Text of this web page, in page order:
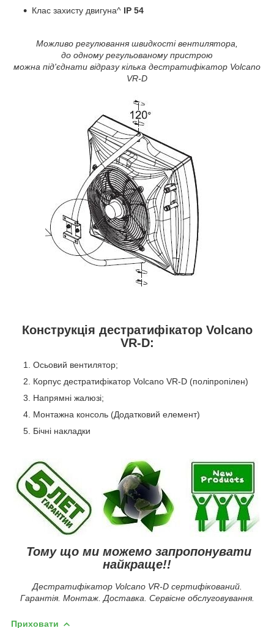
Клас захисту двигуна^ IP 54
Можливо регулювання швидкості вентилятора,
до одному регульованому пристрою
можна під'єднати відразу кілька дестратифікатор Volcano
VR-D
Конструкція дестратифікатор Volcano
VR-D:
Осьовий вентилятор;
Корпус дестратифікатор Volcano VR-D (поліпропілен)
Напрямні жалюзі;
Монтажна консоль (Додатковий елемент)
Бічні накладки
Тому що ми можемо запропонувати
найкраще!!
Дестратифікатор Volcano VR-D сертифікований.
Гарантія. Монтаж. Доставка. Сервісне обслуговування.
Приховати